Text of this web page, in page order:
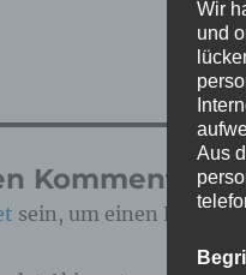
Kommentar
sein, um einen
Wir
und
Aus